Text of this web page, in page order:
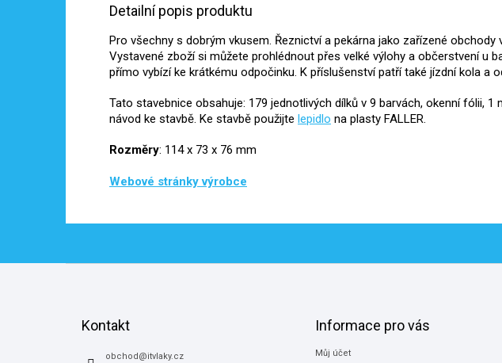
Detailní popis produktu
Pro všechny s dobrým vkusem. Řeznictví a pekárna jako zařízené obchody
Vystavené zboží si můžete prohlédnout přes velké výlohy a občerstvení u
přímo vybízí ke krátkému odpočinku. K příslušenství patří také jízdní kola a
Tato stavebnice obsahuje: 179 jednotlivých dílků v 9 barvách, okenní fólii, 1
návod ke stavbě. Ke stavbě použijte lepidlo na plasty FALLER.
Rozměry: 114 x 73 x 76 mm
Webové stránky výrobce
Kontakt
obchod@itvlaky.cz
Informace pro vás
Můj účet